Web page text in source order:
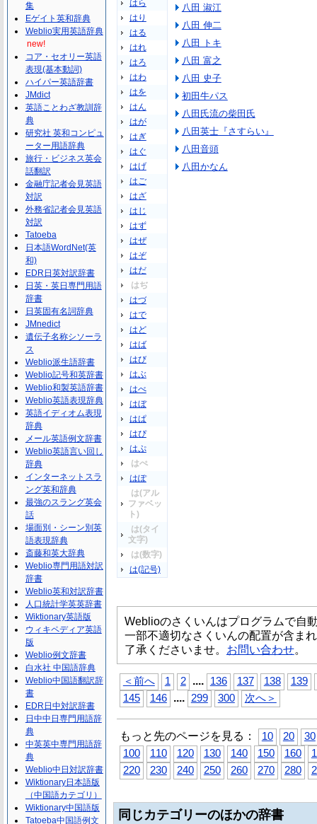
はら
はり
はる
はれ
はろ
はわ
はを
はん
はが
はぎ
はぐ
はげ
はご
はざ
はじ
はず
はぜ
はぞ
はだ
はぢ
はづ
はで
はど
はば
はび
はぶ
はべ
はぼ
はぱ
はぴ
はぷ
はぺ
はぽ
は(アル
ファベッ
ト)
は(タイ
文字)
は(数字)
は(記号)
八田 淑江
八田 伸二
八田 トキ
八田 富之
八田 史子
初田牛パス
八田氏流の柴田氏
八田英士『さすらい』
八田音頭
八田かなん
Weblioのさくいんはプログラムで自
一部不適切なさくいんの配置が含ま
了承くださいませ。 お問い合わせ。
＜前へ 1 2 .... 136 137 138
139
145
146 .... 299 300 次へ＞
もっと先のページを見る： 10 20
30
100
110 120 130 140 150 160
220
230 240 250 260 270 280
同じカテゴリーのほかの辞書
集
Eゲイト英和辞典
Weblio実用英語辞典
new!
コア・セオリー英語
表現(基本動詞)
ハイパー英語辞書
JMdict
英語ことわざ教訓辞
典
研究社 英和コンピュ
ーター用語辞典
旅行・ビジネス英会
話翻訳
金融庁記者会見英語
対訳
外務省記者会見英語
対訳
Tatoeba
日本語WordNet(英
和)
EDR日英対訳辞書
日英・英日専門用語
辞書
日英固有名詞辞典
JMnedict
遺伝子名称シソーラ
ス
Weblio派生語辞書
Weblio記号和英辞書
Weblio和製英語辞書
Weblio英語表現辞典
英語イディオム表現
辞典
メール英語例文辞書
Weblio英語言い回し
辞典
インターネットスラ
ング英和辞典
最強のスラング英会
話
場面別・シーン別英
語表現辞典
斎藤和英大辞典
Weblio専門用語対訳
辞書
Weblio英和対訳辞書
人口統計学英英辞書
Wiktionary英語版
ウィキペディア英語
版
Weblio例文辞書
白水社 中国語辞典
Weblio中国語翻訳辞
書
EDR日中対訳辞書
日中中日専門用語辞
典
中英英中専門用語辞
典
Weblio中日対訳辞書
Wiktionary日本語版
（中国語カテゴリ）
Wiktionary中国語版
Tatoeba中国語例文